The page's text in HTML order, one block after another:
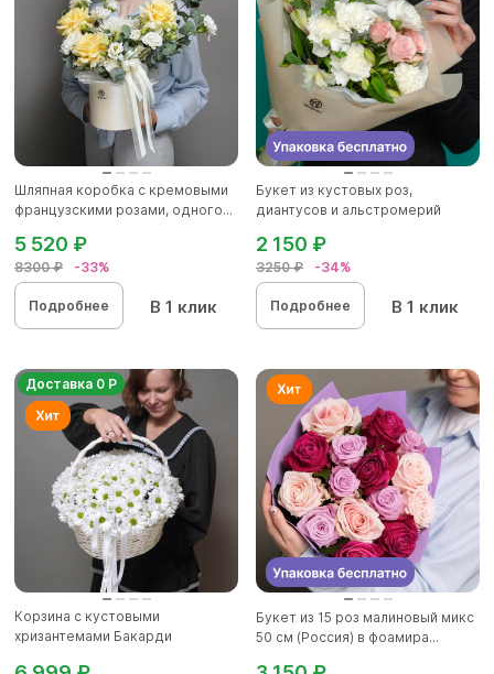
Шляпная коробка с кремовыми
французскими розами, одного...
8300 ₽ -33%
5 520 ₽
Подробнее В 1 клик
Букет из кустовых роз,
диантусов и альстромерий
3250 ₽ -34%
2 150 ₽
Подробнее В 1 клик
Доставка 0 Р
Корзина с кустовыми
хризантемами Бакарди
Букет из 15 роз малиновый микс
50 см (Россия) в фоамира...